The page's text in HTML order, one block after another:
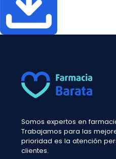
Somos expertos en
Trabajamos para las
prioridad es la atención
clientes.